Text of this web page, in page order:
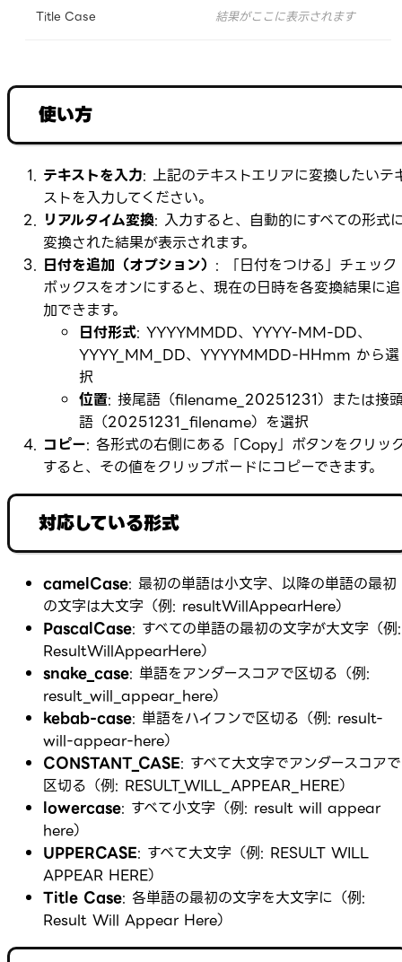
Title Case 結果がここに表示されます
使い方
テキストを入力: 上記のテキストエリアに変換したいテ
ストを入力してください。
リアルタイム変換: 入力すると、自動的にすべての形式
変換された結果が表示されます。
日付を追加（オプション） : 「日付をつける」チェック
ボックスをオンにすると、現在の日時を各変換結果に追
加できます。
日付形式: YYYYMMDD、YYYY-MM-DD、
YYYY_MM_DD、YYYYMMDD-HHmm から選
択
位置: 接尾語（filename_20251231）または接
語（20251231_filename）を選択
コピー: 各形式の右側にある「Copy」ボタンをクリッ
すると、その値をクリップボードにコピーできます。
対応している形式
camelCase: 最初の単語は小文字、以降の単語の最初
の文字は大文字（例: resultWillAppearHere）
PascalCase: すべての単語の最初の文字が大文字（例:
ResultWillAppearHere）
snake_case: 単語をアンダースコアで区切る（例:
result_will_appear_here）
kebab-case: 単語をハイフンで区切る（例: result-
will-appear-here）
CONSTANT_CASE: すべて大文字でアンダースコアで
区切る（例: RESULT_WILL_APPEAR_HERE）
lowercase: すべて小文字（例: result will appear
here）
UPPERCASE: すべて大文字（例: RESULT WILL
APPEAR HERE）
Title Case: 各単語の最初の文字を大文字に（例:
Result Will Appear Here）